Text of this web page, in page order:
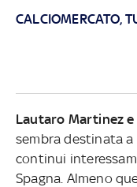
CALCIOMERCATO,
Lautaro Martinez
sembra destinata
continui
Spagna. Almeno